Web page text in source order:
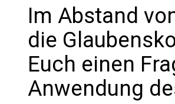
Im Abstand
die
Euch einen
Anwendung